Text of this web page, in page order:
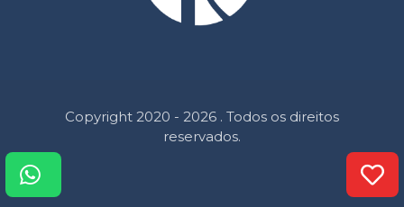
Copyright 2020 - 2026 . Todos os direitos
reservados.